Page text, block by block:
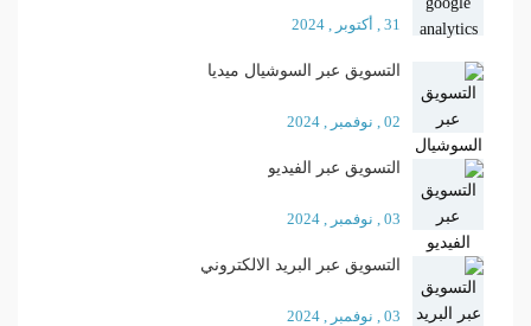
31 , أكتوبر , 2024
التسويق عبر السوشيال ميديا
02 , نوفمبر , 2024
التسويق عبر الفيديو
03 , نوفمبر , 2024
التسويق عبر البريد الالكتروني
03 , نوفمبر , 2024